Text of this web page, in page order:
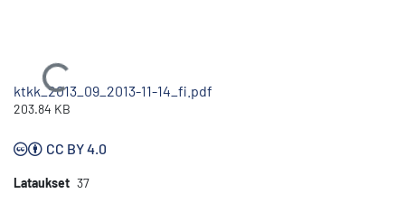
Ladataan...
ktkk_2013_09_2013-11-14_fi.pdf
203.84 KB
CC BY 4.0
Lataukset 37